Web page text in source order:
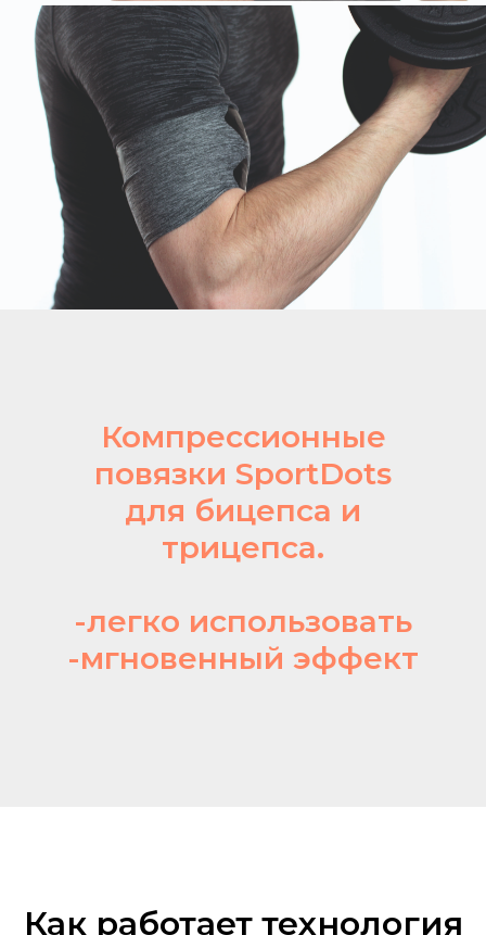
Компрессионные
повязки SportDots
для бицепса и
трицепса.
-легко использовать
-мгновенный эффект
Как работает технология